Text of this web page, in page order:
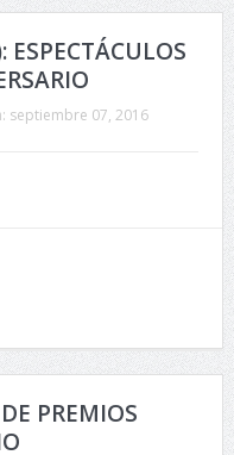
septiembre 07, 2016
PREMIOS